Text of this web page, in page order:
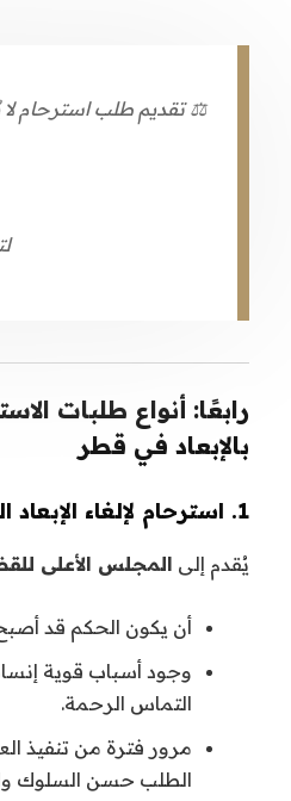
⚖️ تقديم طلب استرحام لا
رابعًا: أنواع طلبات
بالإبعاد في قطر
1. استرحام لإلغاء الإبعاد القضائي:
يُقدم إلى المجلس الأعلى
أن يكون الحكم قد أصبح
وجود أسباب قوية
التماس الرحمة.
مرور فترة من تنفيذ
الطلب حسن السلوك